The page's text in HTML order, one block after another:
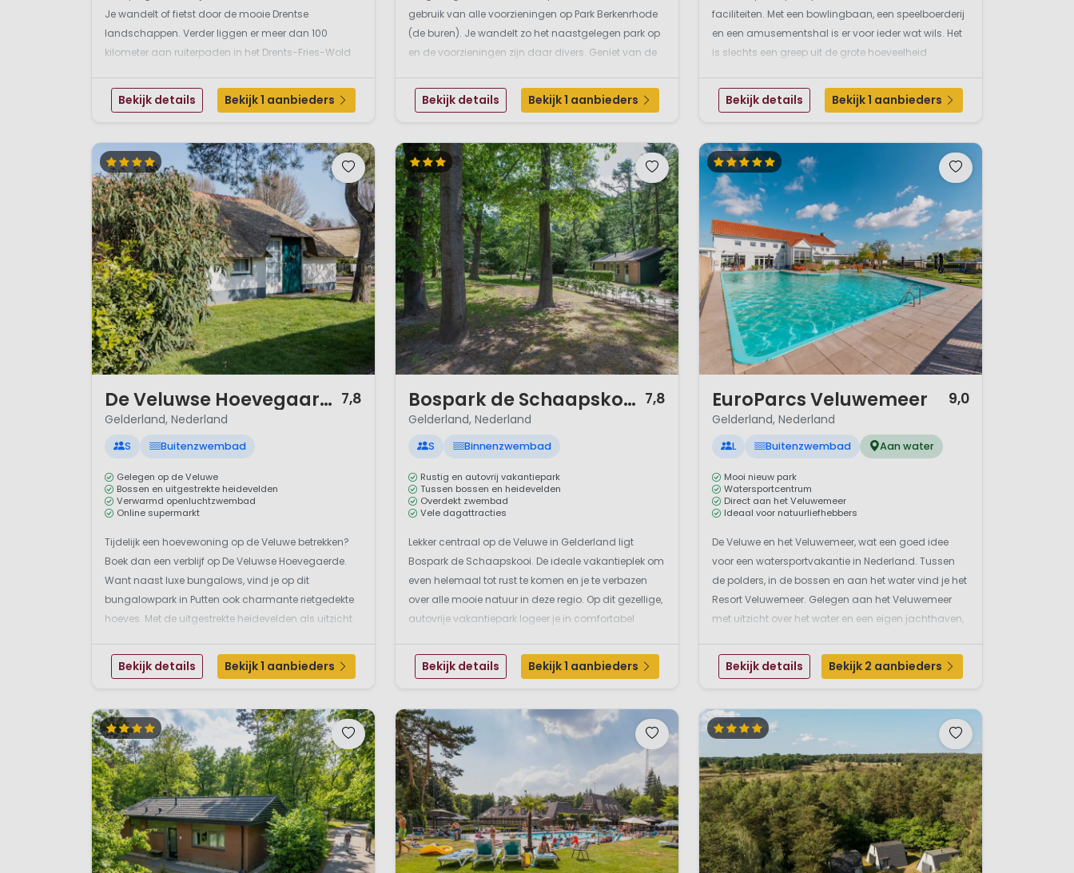
Je wandelt of fietst door de mooie Drentse
landschappen. Verder liggen er meer dan 100
kilometer aan ruiterpaden in het Drents-Fries-Wold.
Drentheland want het park heeft een eigen
paardenaccommodatie. Dus je...
Bekijk details Bekijk 1 aanbieders
gebruik van alle voorzieningen op Park Berkenrhode
(de buren). Je wandelt zo het naastgelegen park op
en de voorzieningen zijn daar divers. Geniet van de
restaurant van de buren. Bij Brasserie Luwe vind je
o...
Bekijk details Bekijk 1 aanbieders
faciliteiten. Met een bowlingbaan, een speelboerderij
en een amusementshal is er voor ieder wat wils. Het
is slechts een greep uit de grote hoeveelheid
van de zon terwijl uw kinderen aan de recre...
Bekijk details Bekijk 1 aanbieders
De Veluwse Hoevegaarde 7,8
Gelderland, Nederland
S Buitenzwembad
Gelegen op de Veluwe
Bossen en uitgestrekte heidevelden
Verwarmd openluchtzwembad
Online supermarkt
Tijdelijk een hoevewoning op de Veluwe betrekken?
Boek dan een verblijf op De Veluwse Hoevegaerde.
Want naast luxe bungalows, vind je op dit
bungalowpark in Putten ook charmante rietgedekte
hoeves. Met de uitgestrekte heidevelden als uitzicht
toeven. Is het lekker weer? Neem dan een duik in het
verw...
Bekijk details Bekijk 1 aanbieders
Bospark de Schaapskooi 7,8
Gelderland, Nederland
S Binnenzwembad
Rustig en autovrij vakantiepark
Tussen bossen en heidevelden
Overdekt zwembad
Vele dagattracties
Lekker centraal op de Veluwe in Gelderland ligt
Bospark de Schaapskooi. De ideale vakantieplek om
even helemaal tot rust te komen en je te verbazen
over alle mooie natuur in deze regio. Op dit gezellige,
autovrije vakantiepark logeer je in comfortabel
maar ook lekker relaxenOp het park liggen ver...
Bekijk details Bekijk 1 aanbieders
EuroParcs Veluwemeer 9,0
Gelderland, Nederland
L Buitenzwembad Aan water
Mooi nieuw park
Watersportcentrum
Direct aan het Veluwemeer
Ideaal voor natuurliefhebbers
De Veluwe en het Veluwemeer, wat een goed idee
voor een watersportvakantie in Nederland. Tussen
de polders, in de bossen en aan het water vind je het
Resort Veluwemeer. Gelegen aan het Veluwemeer
met uitzicht over het water en een eigen jachthaven,
mee en leg aan in de jachthaven of huur een bootje
o...
Bekijk details Bekijk 2 aanbieders